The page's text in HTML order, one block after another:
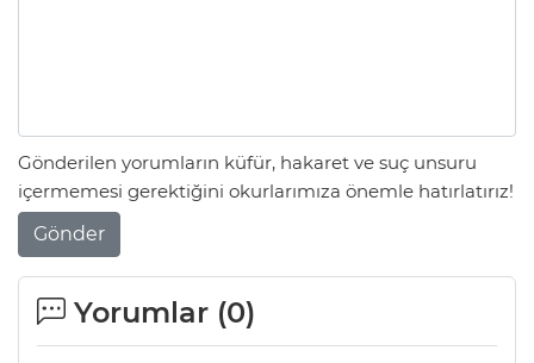
Gönderilen yorumların küfür, hakaret ve suç unsuru
içermemesi gerektiğini okurlarımıza önemle hatırlatırız!
Gönder
Yorumlar (0)